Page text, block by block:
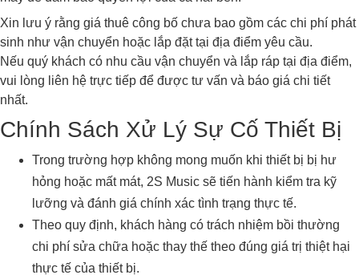
Xin lưu ý rằng giá thuê công bố chưa bao gồm các chi phí phát
sinh như vận chuyển hoặc lắp đặt tại địa điểm yêu cầu.
Nếu quý khách có nhu cầu vận chuyển và lắp ráp tại địa điểm,
vui lòng liên hệ trực tiếp để được tư vấn và báo giá chi tiết
nhất.
Chính Sách Xử Lý Sự Cố Thiết Bị
Trong trường hợp không mong muốn khi thiết bị bị hư
hỏng hoặc mất mát, 2S Music sẽ tiến hành kiểm tra kỹ
lưỡng và đánh giá chính xác tình trạng thực tế.
Theo quy định, khách hàng có trách nhiệm bồi thường
chi phí sửa chữa hoặc thay thế theo đúng giá trị thiệt hại
thực tế của thiết bị.